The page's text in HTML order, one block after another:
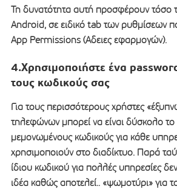
Τη δυνατότητα αυτή προσφέρουν τόσο
Android, σε ειδικό tab των ρυθμίσεων
App Permissions (Αδειες εφαρμογών).
4.Χρησιμοποιήστε ένα
τους κωδικούς σας
Για τους περισσότερους χρήστες
τηλεφώνων μπορεί να είναι δύσκολο
μεμονωμένους κωδικούς για κάθε
χρησιμοποιούν στο διαδίκτυο. Παρά
ίδιου κωδικού για πολλές υπηρεσίες
ιδέα καθώς αποτελεί.. «ψωμοτύρι» για